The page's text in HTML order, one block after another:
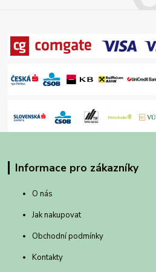
Informace pro zákazníky
O nás
Jak nakupovat
Obchodní podmínky
Kontakty